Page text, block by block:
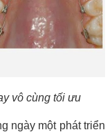
vô cùng tối ưu
ngày một phát triển